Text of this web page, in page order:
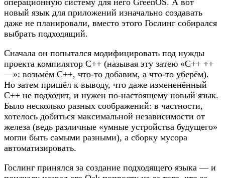
операционную систему для него GreenOS. А вот
новый язык для приложений изначально создавать
даже не планировали, вместо этого Гослинг собирался
выбрать подходящий.
Сначала он попытался модифицировать под нужды
проекта компилятор C++ (называя эту затею «C++ ++
—»: возьмём С++, что-то добавим, а что-то уберём).
Но затем пришёл к выводу, что даже измененённый
С++ не подходит, и нужен по-настоящему новый язык.
Было несколько разных соображений: в частности,
хотелось добиться максимальной независимости от
железа (ведь различные «умные устройства будущего»
могли быть самыми разными), а сборку мусора
автоматизировать.
Гослинг принялся за создание подходящего языка — и